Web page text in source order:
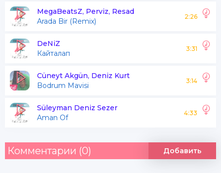
MegaBeatsZ, Perviz, Resad
Arada Bir (Remix)
2:26
DeNiZ
Кайталап
3:31
Cüneyt Akgün, Deniz Kurt
Bodrum Mavisi
3:14
Süleyman Deniz Sezer
Aman Of
4:33
Комментарии (0) Добавить